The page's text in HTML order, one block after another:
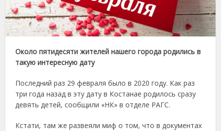
Около пятидесяти жителей нашего города родились в
такую интересную дату
Последний раз 29 февраля было в 2020 году. Как раз
три года назад в эту дату в Костанае родилось сразу
девять детей, сообщили «НК» в отделе РАГС.
Кстати, там же развеяли миф о том, что в документах